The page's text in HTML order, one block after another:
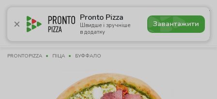
Pronto Pizza
Швидше і зручніше
в додатку
Завантажити
4.9
Акції Піца Суші Ланчі Бургери Комбо
PRONTOPIZZA ПІЦА БУФФАЛО